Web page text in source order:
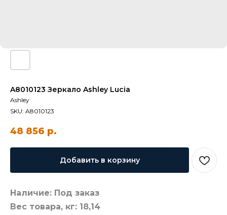
A8010123 Зеркало Ashley Lucia
Ashley
SKU: A8010123
48 856 р.
Добавить в корзину
Наличие: Под заказ
Вес товара, кг: 18,14